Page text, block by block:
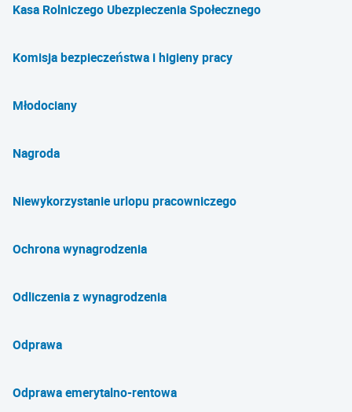
Kasa Rolniczego Ubezpieczenia Społecznego
Komisja bezpieczeństwa i higieny pracy
Młodociany
Nagroda
Niewykorzystanie urlopu pracowniczego
Ochrona wynagrodzenia
Odliczenia z wynagrodzenia
Odprawa
Odprawa emerytalno-rentowa